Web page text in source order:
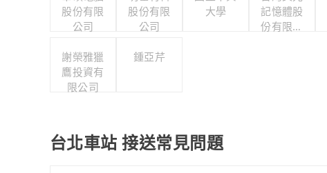
股份有限
公司
股份有限
公司
大學
記憶體股
份有限公
謝榮雅獵
鷹投資有
限公司
鍾亞芹
台北車站 接送常見問題